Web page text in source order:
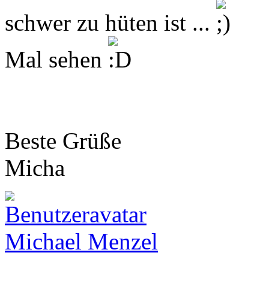
schwer zu hüten ist ...
Mal sehen
Beste Grüße
Micha
Michael Menzel